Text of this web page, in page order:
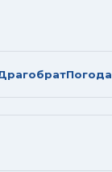
Погода